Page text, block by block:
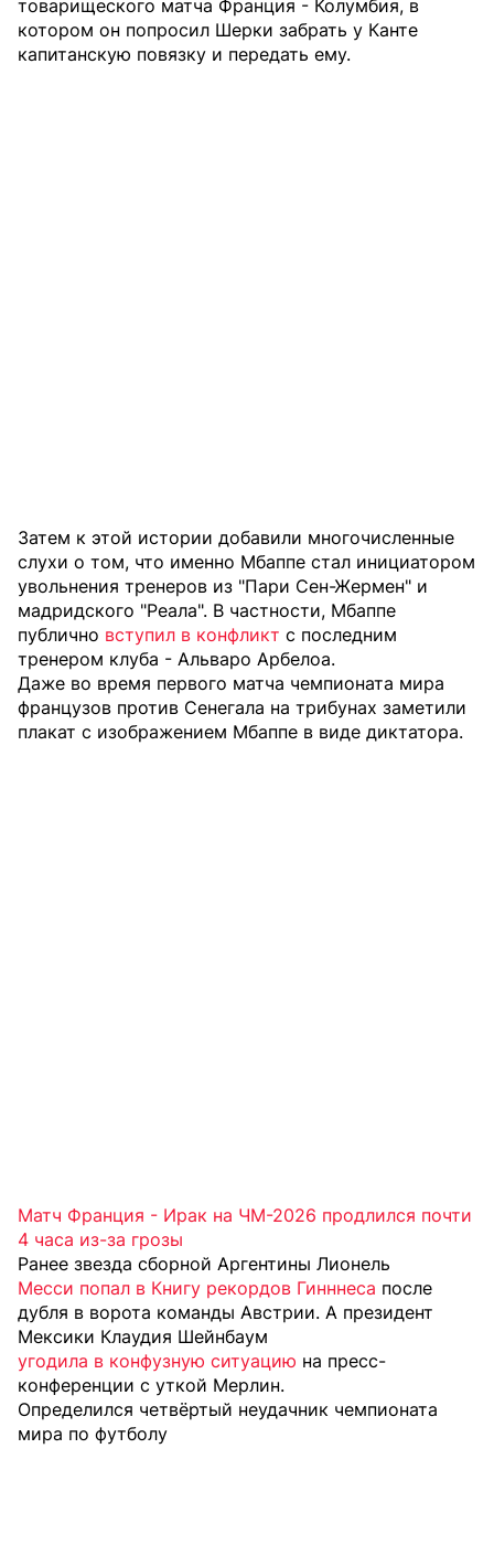
товарищеского матча Франция - Колумбия, в
котором он попросил Шерки забрать у Канте
капитанскую повязку и передать ему.
Затем к этой истории добавили многочисленные
слухи о том, что именно Мбаппе стал инициатором
увольнения тренеров из "Пари Сен-Жермен" и
мадридского "Реала". В частности, Мбаппе
публично вступил в конфликт с последним
тренером клуба - Альваро Арбелоа.
Даже во время первого матча чемпионата мира
французов против Сенегала на трибунах заметили
плакат с изображением Мбаппе в виде диктатора.
Матч Франция - Ирак на ЧМ-2026 продлился почти
4 часа из-за грозы
Ранее звезда сборной Аргентины Лионель
Месси попал в Книгу рекордов Гинннеса после
дубля в ворота команды Австрии. А президент
Мексики Клаудия Шейнбаум
угодила в конфузную ситуацию на пресс-
конференции с уткой Мерлин.
Определился четвёртый неудачник чемпионата
мира по футболу